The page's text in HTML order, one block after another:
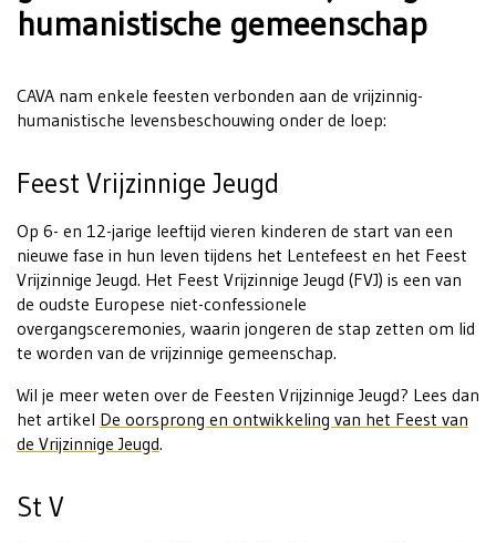
humanistische gemeenschap
CAVA nam enkele feesten verbonden aan de vrijzinnig-
humanistische levensbeschouwing onder de loep:
Feest Vrijzinnige Jeugd
Op 6- en 12-jarige leeftijd vieren kinderen de start van een
nieuwe fase in hun leven tijdens het Lentefeest en het Feest
Vrijzinnige Jeugd. Het Feest Vrijzinnige Jeugd (FVJ) is een van
de oudste Europese niet-confessionele
overgangsceremonies, waarin jongeren de stap zetten om lid
te worden van de vrijzinnige gemeenschap.
Wil je meer weten over de Feesten Vrijzinnige Jeugd? Lees dan
het artikel De oorsprong en ontwikkeling van het Feest van
de Vrijzinnige Jeugd.
St V